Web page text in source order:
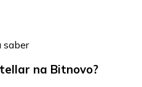
saber
na Bitnovo?